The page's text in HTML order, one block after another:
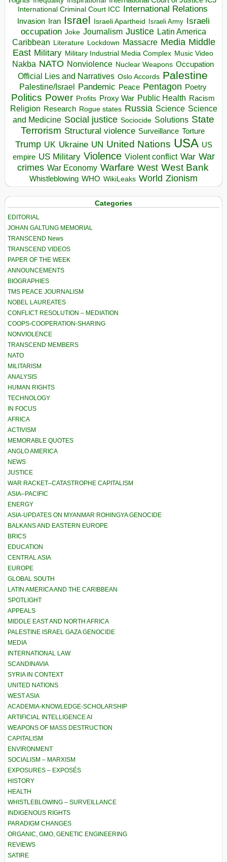
International Criminal Court ICC
International Relations
Invasion Iran Israel Israeli Apartheid Israeli Army Israeli
occupation Joke Journalism Justice Latin America
Caribbean Literature Lockdown Massacre Media Middle
East Military Military Industrial Media Complex Music Video
Nakba NATO Nonviolence Nuclear Weapons Occupation
Official Lies and Narratives Oslo Accords Palestine
Palestine/Israel Pandemic Peace Pentagon Poetry
Politics Power Profits Proxy War Public Health Racism
Religion Research Rogue states Russia Science Science
and Medicine Social justice Sociocide Solutions State
Terrorism Structural violence Surveillance Torture
Trump UK Ukraine UN United Nations USA US
empire US Military Violence Violent conflict War War
crimes War Economy Warfare West West Bank
Whistleblowing WHO WikiLeaks World Zionism
Categories
EDITORIAL
JOHAN GALTUNG MEMORIAL
TRANSCEND News
TRANSCEND VIDEOS
PAPER OF THE WEEK
ANNOUNCEMENTS
BIOGRAPHIES
TMS PEACE JOURNALISM
NOBEL LAUREATES
CONFLICT RESOLUTION – MEDIATION
COOPS-COOPERATION-SHARING
NONVIOLENCE
TRANSCEND MEMBERS
NATO
MILITARISM
ANALYSIS
HUMAN RIGHTS
TECHNOLOGY
IN FOCUS
AFRICA
ACTIVISM
MEMORABLE QUOTES
ANGLO AMERICA
NEWS
JUSTICE
WAR RACKET–CATASTROPHE CAPITALISM
ASIA–PACIFIC
ENERGY
ASIA-UPDATES ON MYANMAR ROHINGYA GENOCIDE
BALKANS AND EASTERN EUROPE
BRICS
EDUCATION
CENTRAL ASIA
EUROPE
GLOBAL SOUTH
LATIN AMERICA AND THE CARIBBEAN
SPOTLIGHT
APPEALS
MIDDLE EAST AND NORTH AFRICA
PALESTINE ISRAEL GAZA GENOCIDE
MEDIA
INTERNATIONAL LAW
SCANDINAVIA
SYRIA IN CONTEXT
UNITED NATIONS
WEST ASIA
ACADEMIA-KNOWLEDGE-SCHOLARSHIP
ARTIFICIAL INTELLIGENCE AI
WEAPONS OF MASS DESTRUCTION
CAPITALISM
ENVIRONMENT
SOCIALISM – MARXISM
EXPOSURES – EXPOSÉS
HISTORY
HEALTH
WHISTLEBLOWING – SURVEILLANCE
INDIGENOUS RIGHTS
PARADIGM CHANGES
ORGANIC, GMO, GENETIC ENGINEERING
REVIEWS
SATIRE